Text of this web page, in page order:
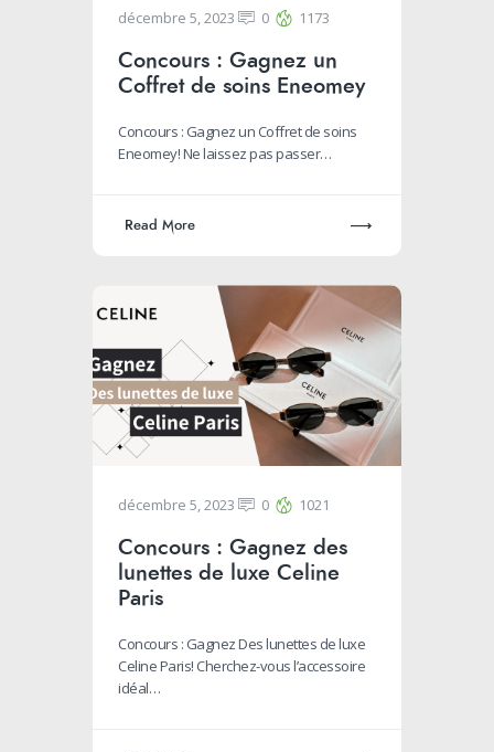
décembre 5, 2023 0 1173
Concours : Gagnez un
Coffret de soins Eneomey
Concours : Gagnez un Coffret de soins
Eneomey! Ne laissez pas passer…
Read More
décembre 5, 2023 0 1021
Concours : Gagnez des
lunettes de luxe Celine
Paris
Concours : Gagnez Des lunettes de luxe
Celine Paris! Cherchez-vous l’accessoire
idéal…